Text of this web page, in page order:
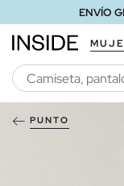
ENVÍO
PUNTO